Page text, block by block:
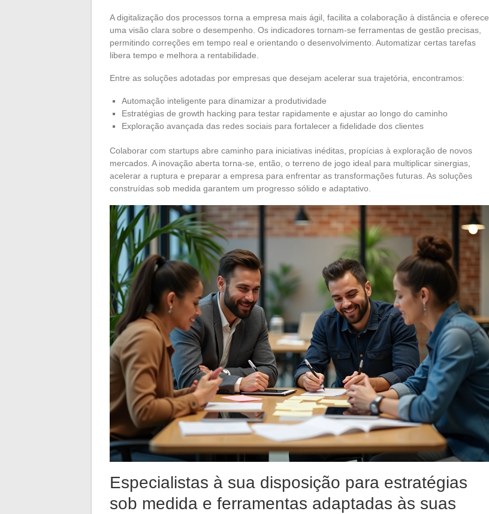
A digitalização dos processos torna a empresa mais ágil, facilita a colaboração à distância e oferece
uma visão clara sobre o desempenho. Os indicadores tornam-se ferramentas de gestão precisas,
permitindo correções em tempo real e orientando o desenvolvimento. Automatizar certas tarefas
libera tempo e melhora a rentabilidade.
Entre as soluções adotadas por empresas que desejam acelerar sua trajetória, encontramos:
Automação inteligente para dinamizar a produtividade
Estratégias de growth hacking para testar rapidamente e ajustar ao longo do caminho
Exploração avançada das redes sociais para fortalecer a fidelidade dos clientes
Colaborar com startups abre caminho para iniciativas inéditas, propícias à exploração de novos
mercados. A inovação aberta torna-se, então, o terreno de jogo ideal para multiplicar sinergias,
acelerar a ruptura e preparar a empresa para enfrentar as transformações futuras. As soluções
construídas sob medida garantem um progresso sólido e adaptativo.
Especialistas à sua disposição para estratégias
sob medida e ferramentas adaptadas às suas